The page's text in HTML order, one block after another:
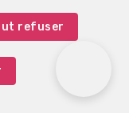
refuser